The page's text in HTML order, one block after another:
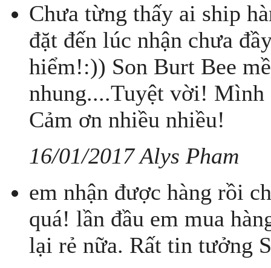
Chưa từng thấy ai ship
đặt đến lúc nhận chưa
hiểm!:)) Son Burt Bee
nhung....Tuyệt vời! Mình
Cảm ơn nhiều nhiều!
16/01/2017 Alys Pham
em nhận được hàng rồi
quá! lần đầu em mua
lại rẻ nữa. Rất tin tưởng